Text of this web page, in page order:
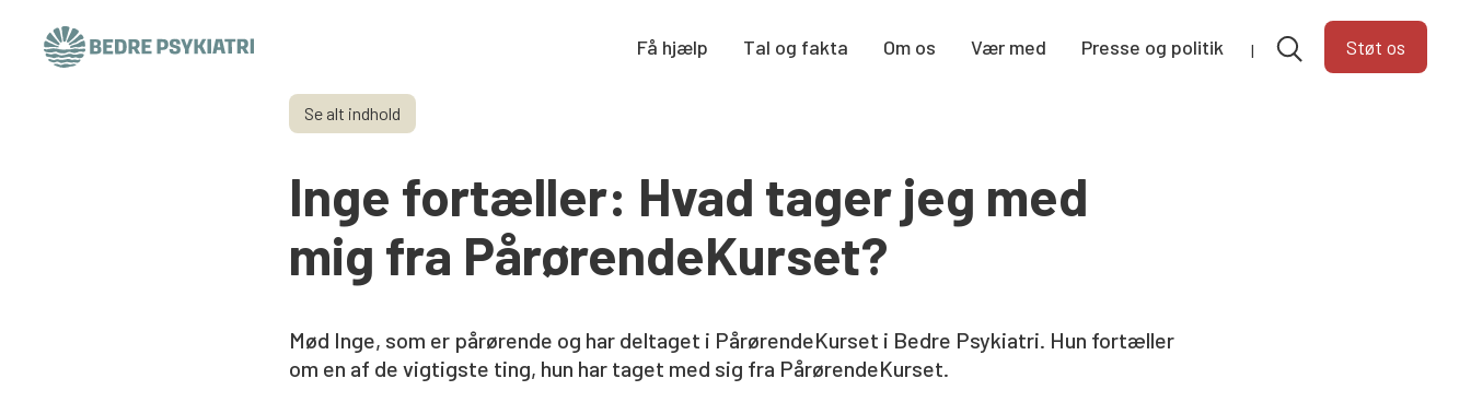
Få hjælp Tal og fakta Om os Vær med Presse og politik Støt os
Se alt indhold
Inge fortæller: Hvad tager jeg med
mig fra PårørendeKurset?
Mød Inge, som er pårørende og har deltaget i PårørendeKurset i Bedre Psykiatri. Hun fortæller
om en af de vigtigste ting, hun har taget med sig fra PårørendeKurset.